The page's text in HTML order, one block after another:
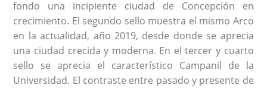
fondo una incipiente ciudad de Concepción en
crecimiento. El segundo sello muestra el mismo Arco
en la actualidad, año 2019, desde donde se aprecia
una ciudad crecida y moderna. En el tercer y cuarto
sello se aprecia el característico Campanil de la
Universidad. El contraste entre pasado y presente de